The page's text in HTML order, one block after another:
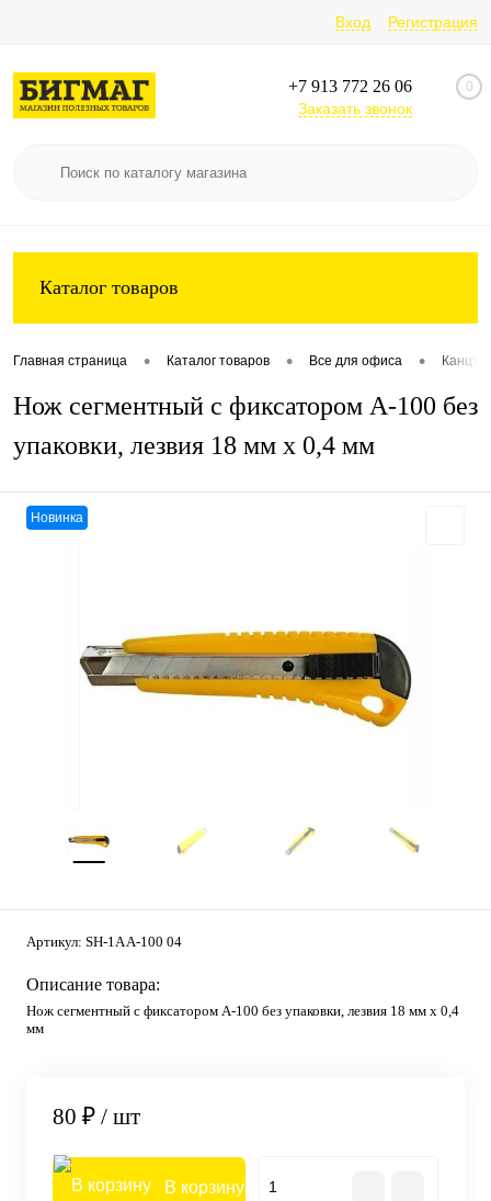
Вход Регистрация
+7 913 772 26 06
Заказать звонок
0
Каталог товаров
Главная страница • Каталог товаров • Все для офиса •
Нож сегментный с фиксатором A-100 без
упаковки, лезвия 18 мм х 0,4 мм
Новинка
Артикул: SH-1A A-100 04
Описание товара:
Нож сегментный с фиксатором A-100 без упаковки, лезвия 18 мм х 0,4
мм
80 ₽ / шт
В корзину